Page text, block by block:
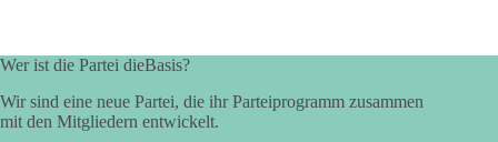
Wer ist die Partei dieBasis?
Wir sind eine neue Partei, die ihr Parteiprogramm zusammen
mit den Mitgliedern entwickelt.